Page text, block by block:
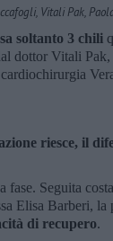
Vitali Pak,
soltanto 3 chili
dottor Vitali
riesce, il
fase. Seguita
Elisa Barberi,
di recupero.